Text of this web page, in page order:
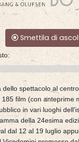
Smettila di
dello spettacolo al
185 film (con anteprime
in vari luoghi
della 24esima
dal 12 al 19 luglio